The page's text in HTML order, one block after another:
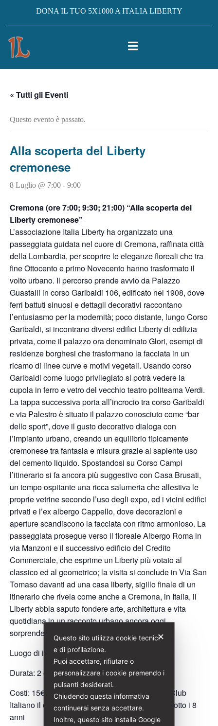
DONA IL TUO 5X1000 A ITALIA LIBERTY
« Tutti gli Eventi
Questo evento è passato.
Alla scoperta del Liberty
cremonese
8 Luglio @ 7:00 - 9:00
Cremona(ore 7:00; 9:30; 21:00) “Alla scoperta del
Liberty cremonese”
L’associazione Italia Liberty ha organizzato una
passeggiata guidata nel cuore di Cremona, raffinata città
della Lombardia, per scoprire le eleganze floreali che tra
fine Ottocento e primo Novecento hanno trasformato il
volto urbano. Il percorso prende avvio da Palazzo
Guastalli in corso Garibaldi 106, edificato nel 1908, dove
ferri battuti sinuosi e dettagli decorativi raccontano
l’entusiasmo per la modernità; poco distante, lungo Corso
Garibaldi, si incontrano diversi edifici Liberty di edilizia
privata, come il palazzo ora denominato Glori, esempi di
residenze borghesi che trasformano la facciata in un
ricamo di linee curve e motivi vegetali. Usando corso
Garibaldi come luogo privilegiato si potrà vedere la
cupola in ferro e vetro del vecchio teatro politeama Verdi.
La tappa successiva porta all’incrocio tra corso Garibaldi
e via Palestro è situato il palazzo conosciuto come “bar
dello sport”, dove il gusto decorativo dialoga con
l’impianto urbano, creando un equilibrio tipicamente
cremonese tra fantasia e misura grazie al sapiente uso
del cemento liquido. Spostandosi su Corso Campi
l’itinerario si fa ancora più suggestivo con Casa Brusati,
un tempo ospitante una ricca salumeria che allestiva le
proprie vetrine secondo l’uso degli expo, ed i vicini edifici
privati e l’ex albergo Cappello, dove decorazioni e
aperture scandiscono la facciata con ritmo armonioso. La
passeggiata prosegue verso il floreale Albergo Roma in
via Manzoni e il successivo edificio del Credito
Commerciale, che esprime un Liberty più votato al
classico ed al geometrico; la visita si conclude in Via San
Tomaso davanti ad una casa liberty, sigillo finale di un
itinerario che rivela come anche a Cremona, in Italia, il
Liberty abbia saputo fondere arte, architettura e vita
quotidiana in un racconto urbano ancora oggi
sorprendente.
Luogo di incontro: Corso Garibaldi 160
Durata: 2 ore
Costi: 15€ (Per i soci di Italia Liberty e Touring Club
Italiano il costo è di 13€) gratuità per ragazzi/e sotto i 8
anni
✕
Questo sito utilizza cookie tecnici
e di profilazione.
Puoi accettare, rifiutare o
personalizzare i cookie premendo i
pulsanti desiderati.
Chiudendo questa informativa
continuerai senza accettare.
Inoltre, questo sito installa Google